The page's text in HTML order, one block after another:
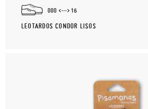
000 16
LEOTARDOS CONDOR LISOS